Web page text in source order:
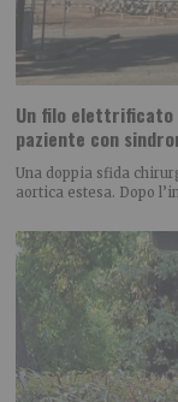
Un filo elettrificato
paziente con
Una doppia sfida
aortica estesa. Dopo